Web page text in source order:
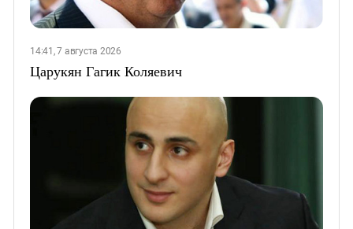
14:41, 7 августа 2026
Царукян Гагик Коляевич